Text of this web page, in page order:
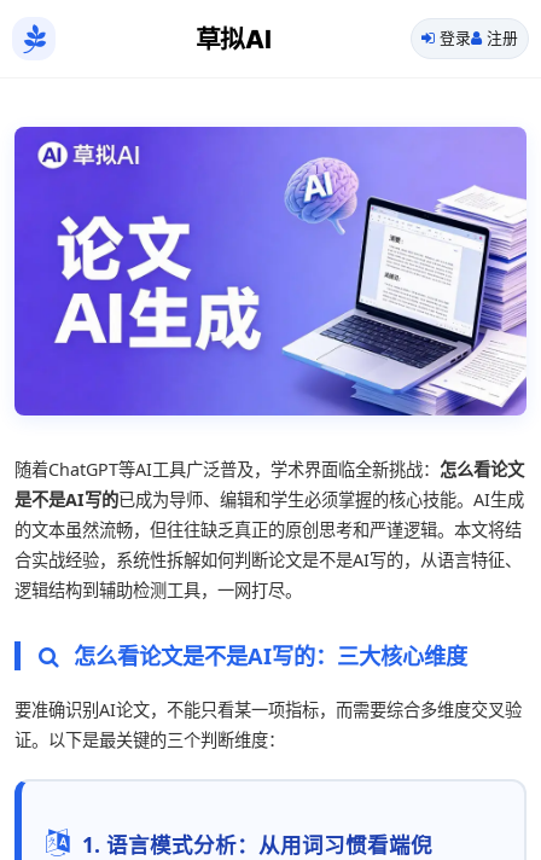
草拟AI 登录 注册
随着ChatGPT等AI工具广泛普及，学术界面临全新挑战： 怎么看论文
是不是AI写的已成为导师、编辑和学生必须掌握的核心技能。AI生成
的文本虽然流畅，但往往缺乏真正的原创思考和严谨逻辑。本文将结
合实战经验，系统性拆解如何判断论文是不是AI写的，从语言特征、
逻辑结构到辅助检测工具，一网打尽。
怎么看论文是不是AI写的：三大核心维度
要准确识别AI论文，不能只看某一项指标，而需要综合多维度交叉验
证。以下是最关键的三个判断维度：
1. 语言模式分析：从用词习惯看端倪